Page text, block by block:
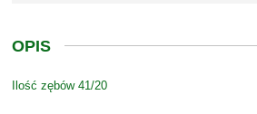
OPIS
Ilość zębów 41/20